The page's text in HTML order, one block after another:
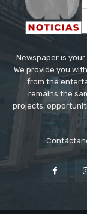
Newspaper is
We provide you
from the
remains the
projects,